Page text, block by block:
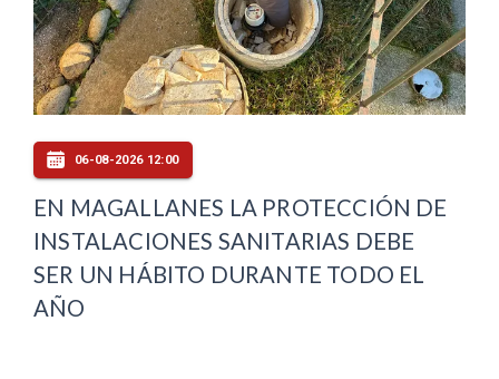
06-08-2026 12:00
EN MAGALLANES LA PROTECCIÓN DE
INSTALACIONES SANITARIAS DEBE
SER UN HÁBITO DURANTE TODO EL
AÑO